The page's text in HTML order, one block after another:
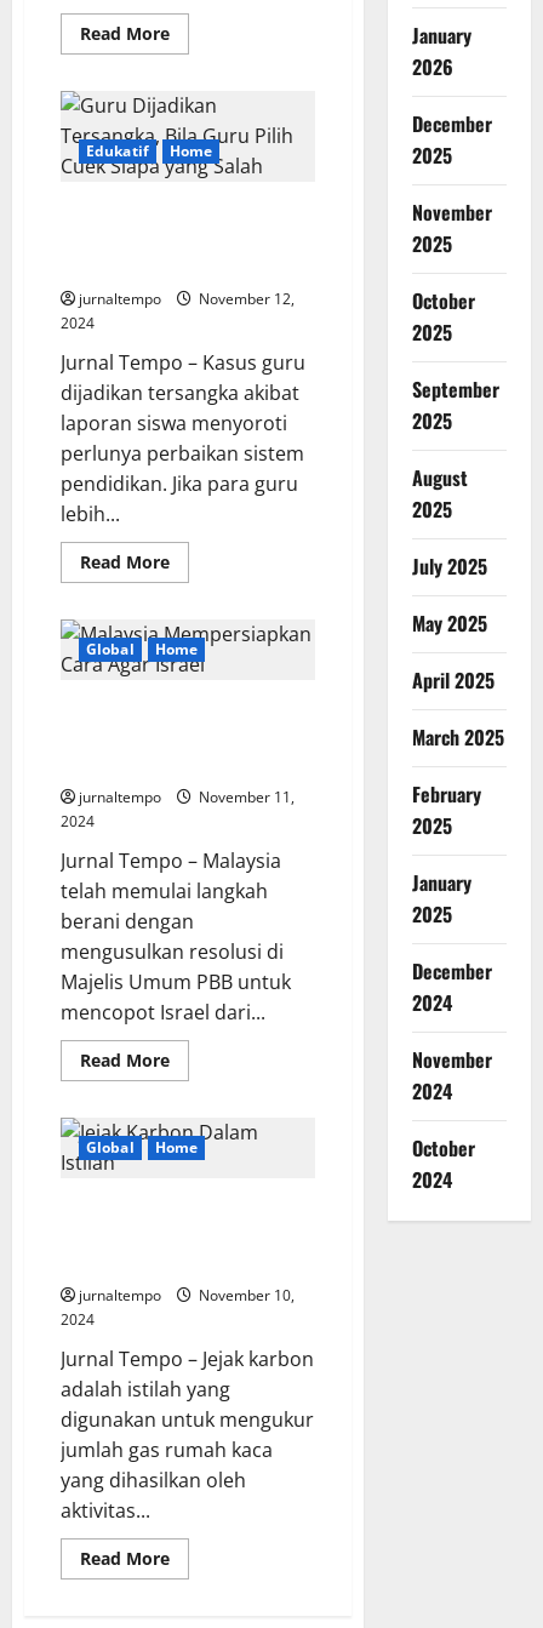
Read MoreRead
more
PPN
12
Persen
Untuk
Tahun
2025
Edukatif Home
jurnaltempo
November 12,
2024
Jurnal Tempo – Kasus guru
dijadikan tersangka akibat
laporan siswa menyoroti
perlunya perbaikan sistem
pendidikan. Jika para guru
lebih...
Read MoreRead
more
Dijadikan
Tersangka,
Bila
Guru
Global Home
jurnaltempo
November 11,
2024
Jurnal Tempo – Malaysia
telah memulai langkah
berani dengan
mengusulkan resolusi di
Majelis Umum PBB untuk
mencopot Israel dari...
Read MoreRead
more
Mempersiapkan
Cara
Agar
Global Home
jurnaltempo
November 10,
2024
Jurnal Tempo – Jejak karbon
adalah istilah yang
digunakan untuk mengukur
jumlah gas rumah kaca
yang dihasilkan oleh
aktivitas...
Read MoreRead
more
January
2026
December
2025
November
2025
October
2025
September
2025
August
2025
July 2025
May 2025
April 2025
March 2025
February
2025
January
2025
December
2024
November
2024
October
2024